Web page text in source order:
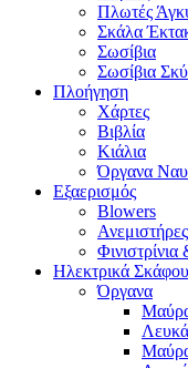
Πλωτές
Σκάλα
Σωσίβια
Σωσίβια
Πλοήγηση
Χάρτες
Βιβλία
Κιάλια
Όργανα
Εξαερισμός
Blowers
Ανεμιστήρες
Ηλεκτρικά
Όργανα